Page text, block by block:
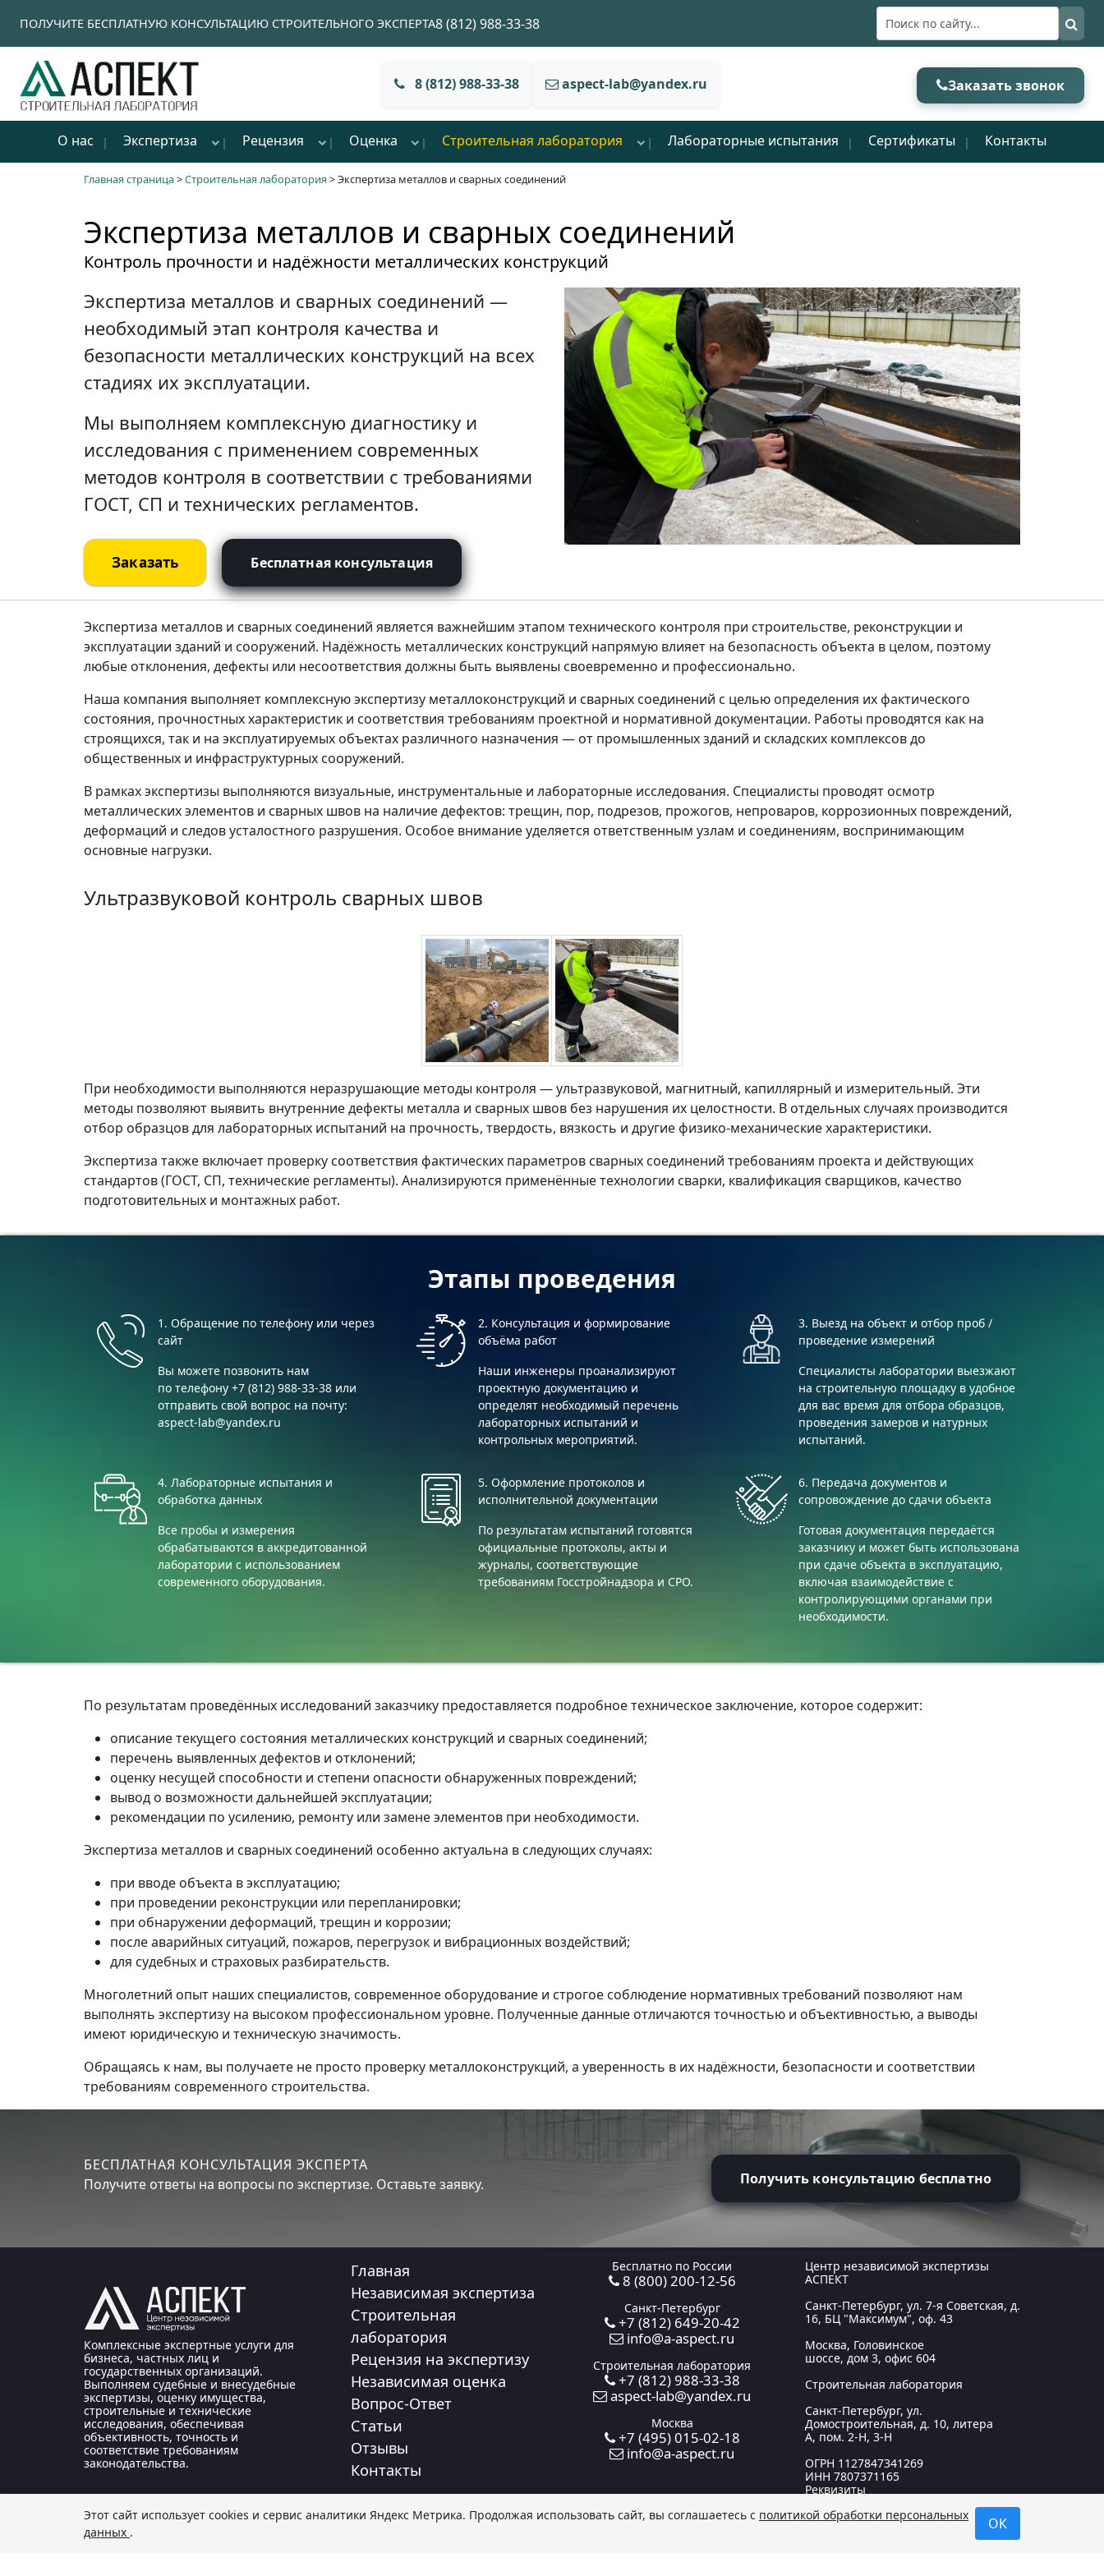
ПОЛУЧИТЕ БЕСПЛАТНУЮ КОНСУЛЬТАЦИЮ СТРОИТЕЛЬНОГО ЭКСПЕРТА8 (812) 988-33-38
8 (812) 988-33-38 aspect-lab@yandex.ru Заказать звонок
О нас Экспертиза Рецензия Оценка Строительная лаборатория Лабораторные испытания Сертификаты Контакты
Главная страница>Строительная лаборатория >Экспертиза металлов и сварных соединений
Экспертиза металлов и сварных соединений
Контроль прочности и надёжности металлических конструкций
Экспертиза металлов и сварных соединений —
необходимый этап контроля качества и
безопасности металлических конструкций на всех
стадиях их эксплуатации.
Мы выполняем комплексную диагностику и
исследования с применением современных
методов контроля в соответствии с требованиями
ГОСТ, СП и технических регламентов.
Заказать Бесплатная консультация
Экспертиза металлов и сварных соединений является важнейшим этапом технического контроля при строительстве, реконструкции и
эксплуатации зданий и сооружений. Надёжность металлических конструкций напрямую влияет на безопасность объекта в целом, поэтому
любые отклонения, дефекты или несоответствия должны быть выявлены своевременно и профессионально.
Наша компания выполняет комплексную экспертизу металлоконструкций и сварных соединений с целью определения их фактического
состояния, прочностных характеристик и соответствия требованиям проектной и нормативной документации. Работы проводятся как на
строящихся, так и на эксплуатируемых объектах различного назначения — от промышленных зданий и складских комплексов до
общественных и инфраструктурных сооружений.
В рамках экспертизы выполняются визуальные, инструментальные и лабораторные исследования. Специалисты проводят осмотр
металлических элементов и сварных швов на наличие дефектов: трещин, пор, подрезов, прожогов, непроваров, коррозионных повреждений,
деформаций и следов усталостного разрушения. Особое внимание уделяется ответственным узлам и соединениям, воспринимающим
основные нагрузки.
Ультразвуковой контроль сварных швов
При необходимости выполняются неразрушающие методы контроля — ультразвуковой, магнитный, капиллярный и измерительный. Эти
методы позволяют выявить внутренние дефекты металла и сварных швов без нарушения их целостности. В отдельных случаях производится
отбор образцов для лабораторных испытаний на прочность, твердость, вязкость и другие физико-механические характеристики.
Экспертиза также включает проверку соответствия фактических параметров сварных соединений требованиям проекта и действующих
стандартов (ГОСТ, СП, технические регламенты). Анализируются применённые технологии сварки, квалификация сварщиков, качество
подготовительных и монтажных работ.
Этапы проведения
1. Обращение по телефону или через
сайт
Вы можете позвонить нам
по телефону +7 (812) 988-33-38 или
отправить свой вопрос на почту:
aspect-lab@yandex.ru
2. Консультация и формирование
объёма работ
Наши инженеры проанализируют
проектную документацию и
определят необходимый перечень
лабораторных испытаний и
контрольных мероприятий.
3. Выезд на объект и отбор проб /
проведение измерений
Специалисты лаборатории выезжают
на строительную площадку в удобное
для вас время для отбора образцов,
проведения замеров и натурных
испытаний.
4. Лабораторные испытания и
обработка данных
Все пробы и измерения
обрабатываются в аккредитованной
лаборатории с использованием
современного оборудования.
5. Оформление протоколов и
исполнительной документации
По результатам испытаний готовятся
официальные протоколы, акты и
журналы, соответствующие
требованиям Госстройнадзора и СРО.
6. Передача документов и
сопровождение до сдачи объекта
Готовая документация передаётся
заказчику и может быть использована
при сдаче объекта в эксплуатацию,
включая взаимодействие с
контролирующими органами при
необходимости.
По результатам проведённых исследований заказчику предоставляется подробное техническое заключение, которое содержит:
описание текущего состояния металлических конструкций и сварных соединений;
перечень выявленных дефектов и отклонений;
оценку несущей способности и степени опасности обнаруженных повреждений;
вывод о возможности дальнейшей эксплуатации;
рекомендации по усилению, ремонту или замене элементов при необходимости.
Экспертиза металлов и сварных соединений особенно актуальна в следующих случаях:
при вводе объекта в эксплуатацию;
при проведении реконструкции или перепланировки;
при обнаружении деформаций, трещин и коррозии;
после аварийных ситуаций, пожаров, перегрузок и вибрационных воздействий;
для судебных и страховых разбирательств.
Многолетний опыт наших специалистов, современное оборудование и строгое соблюдение нормативных требований позволяют нам
выполнять экспертизу на высоком профессиональном уровне. Полученные данные отличаются точностью и объективностью, а выводы
имеют юридическую и техническую значимость.
Обращаясь к нам, вы получаете не просто проверку металлоконструкций, а уверенность в их надёжности, безопасности и соответствии
требованиям современного строительства.
БЕСПЛАТНАЯ КОНСУЛЬТАЦИЯ ЭКСПЕРТА
Получите ответы на вопросы по экспертизе. Оставьте заявку.
Получить консультацию бесплатно
Комплексные экспертные услуги для
бизнеса, частных лиц и
государственных организаций.
Выполняем судебные и внесудебные
экспертизы, оценку имущества,
строительные и технические
исследования, обеспечивая
объективность, точность и
соответствие требованиям
законодательства.
Главная
Независимая экспертиза
Строительная
лаборатория
Рецензия на экспертизу
Независимая оценка
Вопрос-Ответ
Статьи
Отзывы
Контакты
Бесплатно по России
8 (800) 200-12-56
Санкт-Петербург
+7 (812) 649-20-42
info@a-aspect.ru
Строительная лаборатория
+7 (812) 988-33-38
aspect-lab@yandex.ru
Москва
+7 (495) 015-02-18
info@a-aspect.ru
Центр независимой экспертизы
АСПЕКТ
Санкт-Петербург, ул. 7-я Советская, д.
16, БЦ "Максимум", оф. 43
Москва, Головинское
шоссе, дом 3, офис 604
Строительная лаборатория
Санкт-Петербург, ул.
Домостроительная, д. 10, литера
А, пом. 2-Н, 3-Н
ОГРН 1127847341269
ИНН 7807371165
Реквизиты
© 2012 — 2026 Центр независимой экспертизы «АСПЕКТ». Все права защищены. Данный сайт носит исключительно информационный характер и не является
Этот сайт использует cookies и сервис аналитики Яндекс Метрика. Продолжая использовать сайт, вы соглашаетесь с политикой обработки персональных
данных . ОК